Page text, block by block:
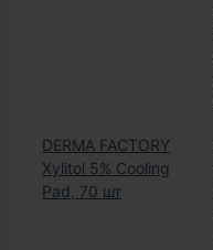
DERMA FACTORY
Xylitol 5% Cooling
Pad, 70 шт